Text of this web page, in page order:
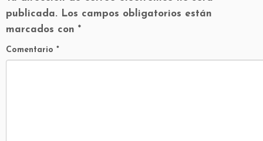
publicada. Los campos obligatorios están
marcados con *
Comentario *